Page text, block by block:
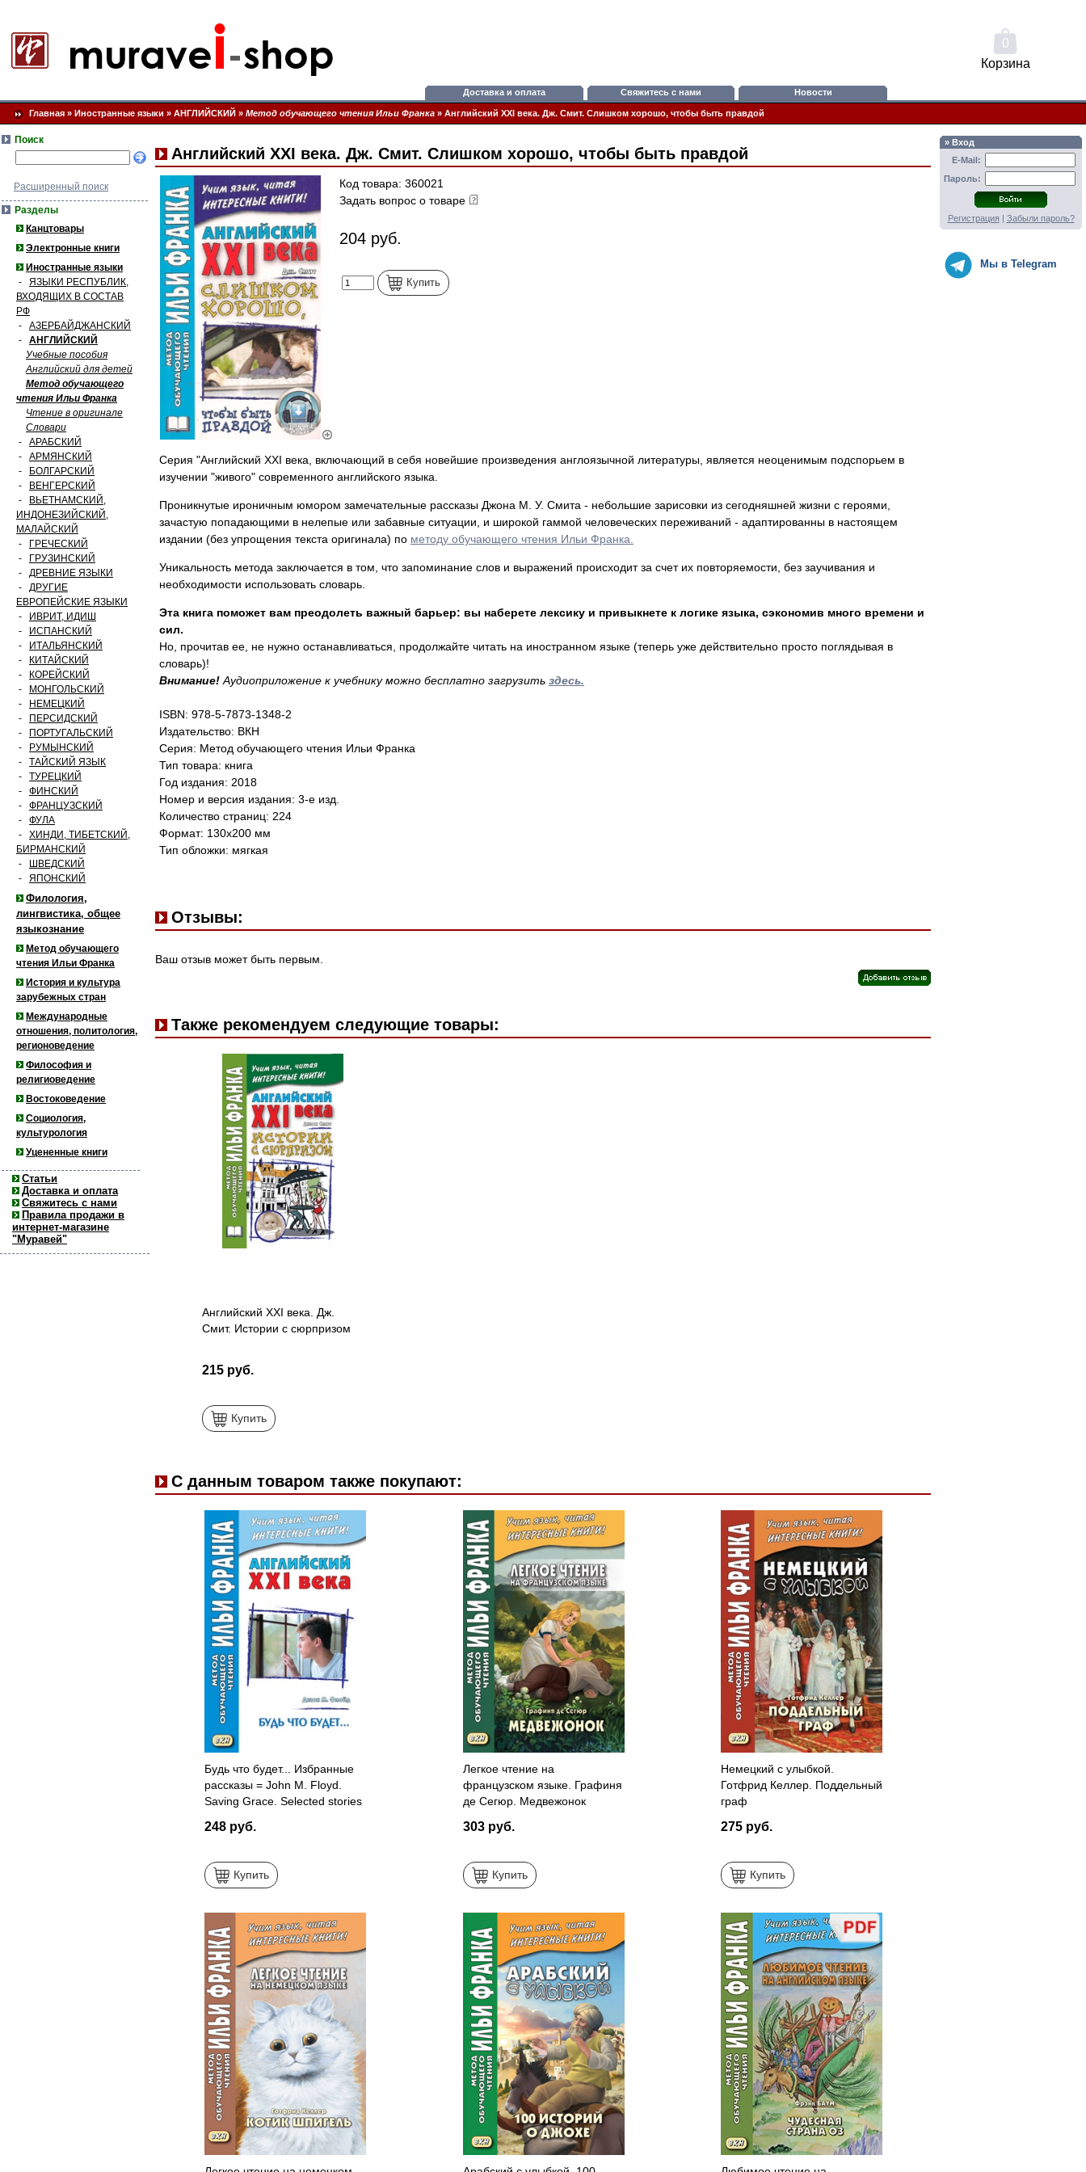
0
Корзина
Доставка и оплата Свяжитесь с нами Новости
Главная » Иностранные языки » АНГЛИЙСКИЙ » Метод обучающего чтения Ильи Франка » Английский XXI века. Дж. Смит. Слишком хорошо, чтобы быть правдой
Поиск
Расширенный поиск
Разделы
Канцтовары
Электронные книги
Иностранные языки
- ЯЗЫКИ РЕСПУБЛИК,
ВХОДЯЩИХ В СОСТАВ
РФ
- АЗЕРБАЙДЖАНСКИЙ
- АНГЛИЙСКИЙ
Учебные пособия
Английский для детей
Метод обучающего
чтения Ильи Франка
Чтение в оригинале
Словари
- АРАБСКИЙ
- АРМЯНСКИЙ
-
БОЛГАРСКИЙ
-
ВЕНГЕРСКИЙ
-
ВЬЕТНАМСКИЙ,
ИНДОНЕЗИЙСКИЙ,
МАЛАЙСКИЙ
-
ГРЕЧЕСКИЙ
-
ГРУЗИНСКИЙ
- ДРЕВНИЕ ЯЗЫКИ
- ДРУГИЕ
ЕВРОПЕЙСКИЕ ЯЗЫКИ
-
ИВРИТ, ИДИШ
-
ИСПАНСКИЙ
-
ИТАЛЬЯНСКИЙ
-
КИТАЙСКИЙ
-
КОРЕЙСКИЙ
-
МОНГОЛЬСКИЙ
-
НЕМЕЦКИЙ
-
ПЕРСИДСКИЙ
-
ПОРТУГАЛЬСКИЙ
-
РУМЫНСКИЙ
- ТАЙСКИЙ ЯЗЫК
- ТУРЕЦКИЙ
- ФИНСКИЙ
- ФРАНЦУЗСКИЙ
- ФУЛА
- ХИНДИ, ТИБЕТСКИЙ,
БИРМАНСКИЙ
-
ШВЕДСКИЙ
- ЯПОНСКИЙ
Филология,
лингвистика, общее
языкознание
Метод обучающего
чтения Ильи Франка
История и культура
зарубежных стран
Международные
отношения, политология,
регионоведение
Философия и
религиоведение
Востоковедение
Социология,
культурология
Уцененные книги
Статьи
Доставка и оплата
Свяжитесь с нами
Правила продажи в
интернет-магазине
"Муравей"
Английский XXI века. Дж. Смит. Слишком хорошо, чтобы быть правдой
Код товара: 360021
Задать вопрос о товаре
204 руб.
Купить
Серия "Английский XXI века, включающий в себя новейшие произведения англоязычной литературы, является неоценимым подспорьем в
изучении "живого" современного английского языка.
Проникнутые ироничным юмором замечательные рассказы Джона М. У. Смита - небольшие зарисовки из сегодняшней жизни с героями,
зачастую попадающими в нелепые или забавные ситуации, и широкой гаммой человеческих переживаний - адаптированны в настоящем
издании (без упрощения текста оригинала) по методу обучающего чтения Ильи Франка.
Уникальность метода заключается в том, что запоминание слов и выражений происходит за счет их повторяемости, без заучивания и
необходимости использовать словарь.
Эта книга поможет вам преодолеть важный барьер: вы наберете лексику и привыкнете к логике языка, сэкономив много времени и
сил.
Но, прочитав ее, не нужно останавливаться, продолжайте читать на иностранном языке (теперь уже действительно просто поглядывая в
словарь)!
Внимание! Аудиоприложение к учебнику можно бесплатно загрузить здесь.
ISBN: 978-5-7873-1348-2
Издательство: ВКН
Серия: Метод обучающего чтения Ильи Франка
Тип товара: книга
Год издания: 2018
Номер и версия издания: 3-е изд.
Количество страниц: 224
Формат: 130x200 мм
Тип обложки: мягкая
Отзывы:
Ваш отзыв может быть первым.
Также рекомендуем следующие товары:
Английский XXI века. Дж.
Смит. Истории с сюрпризом
215 руб.
Купить
С данным товаром также покупают:
Будь что будет... Избранные
рассказы = John M. Floyd.
Saving Grace. Selected stories
248 руб.
Купить
Легкое чтение на
французском языке. Графиня
де Сегюр. Медвежонок
303 руб.
Купить
Немецкий с улыбкой.
Готфрид Келлер. Поддельный
граф
275 руб.
Купить
» Вход
E-Mail:
Пароль:
Регистрация | Забыли пароль?
Мы в Telegram